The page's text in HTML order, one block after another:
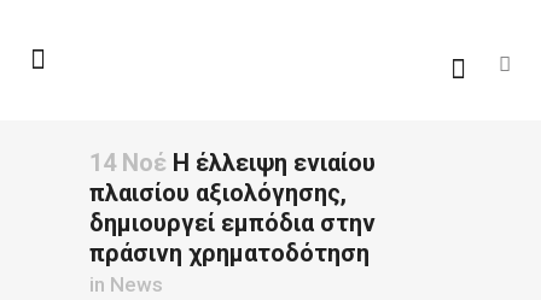
14 Νοέ Η έλλειψη ενιαίου
πλαισίου αξιολόγησης,
δημιουργεί εμπόδια στην
πράσινη χρηματοδότηση
in News